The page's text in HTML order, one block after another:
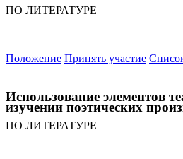
ПО ЛИТЕРАТУРЕ
Положение Принять участие
Использование элементов
изучении поэтических
ПО ЛИТЕРАТУРЕ